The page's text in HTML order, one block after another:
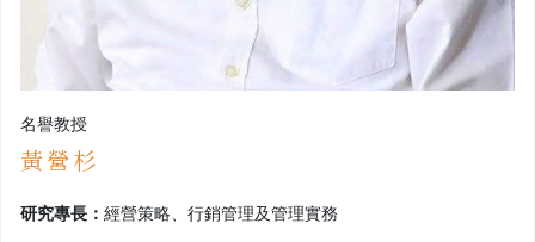
名譽教授
黃營杉
研究專長： 經營策略、行銷管理及管理實務